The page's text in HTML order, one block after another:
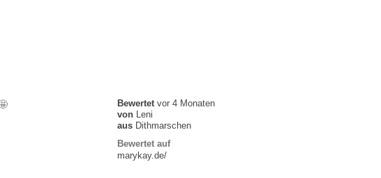
Bewertetvor 4 Monaten
von Leni
aus Dithmarschen
Bewertet auf
marykay.de/